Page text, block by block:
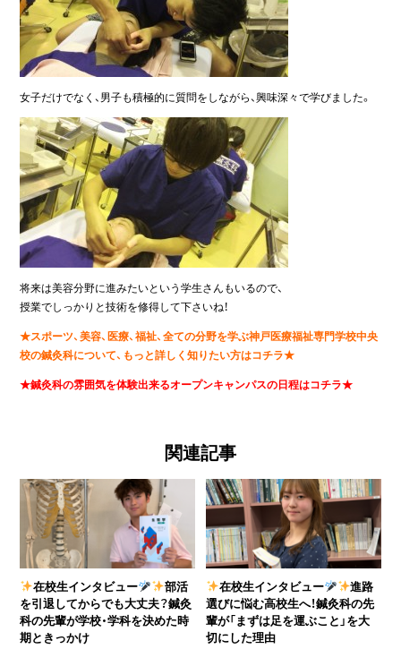
女子だけでなく、男子も積極的に質問をしながら、興味深々で学びました。
将来は美容分野に進みたいという学生さんもいるので、
授業でしっかりと技術を修得して下さいね！
★スポーツ、美容、医療、福祉、全ての分野を学ぶ神戸医療福祉専門学校中央
校の鍼灸科について、もっと詳しく知りたい方はコチラ★
★鍼灸科の雰囲気を体験出来るオープンキャンパスの日程はコチラ★
関連記事
在校生インタビュー
部活
を引退してからでも大丈夫？鍼灸
科の先輩が学校・学科を決めた時
期ときっかけ
在校生インタビュー
進路
選びに悩む高校生へ！鍼灸科の先
輩が「まずは足を運ぶこと」を大
切にした理由